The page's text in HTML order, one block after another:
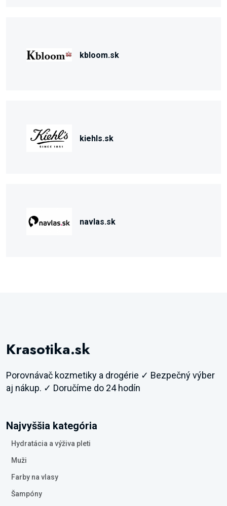
kbloom.sk
kiehls.sk
navlas.sk
Krasotika.sk
Porovnávač kozmetiky a drogérie ✓ Bezpečný výber
aj nákup. ✓ Doručíme do 24 hodín
Najvyššia kategória
Hydratácia a výživa pleti
Muži
Farby na vlasy
Šampóny